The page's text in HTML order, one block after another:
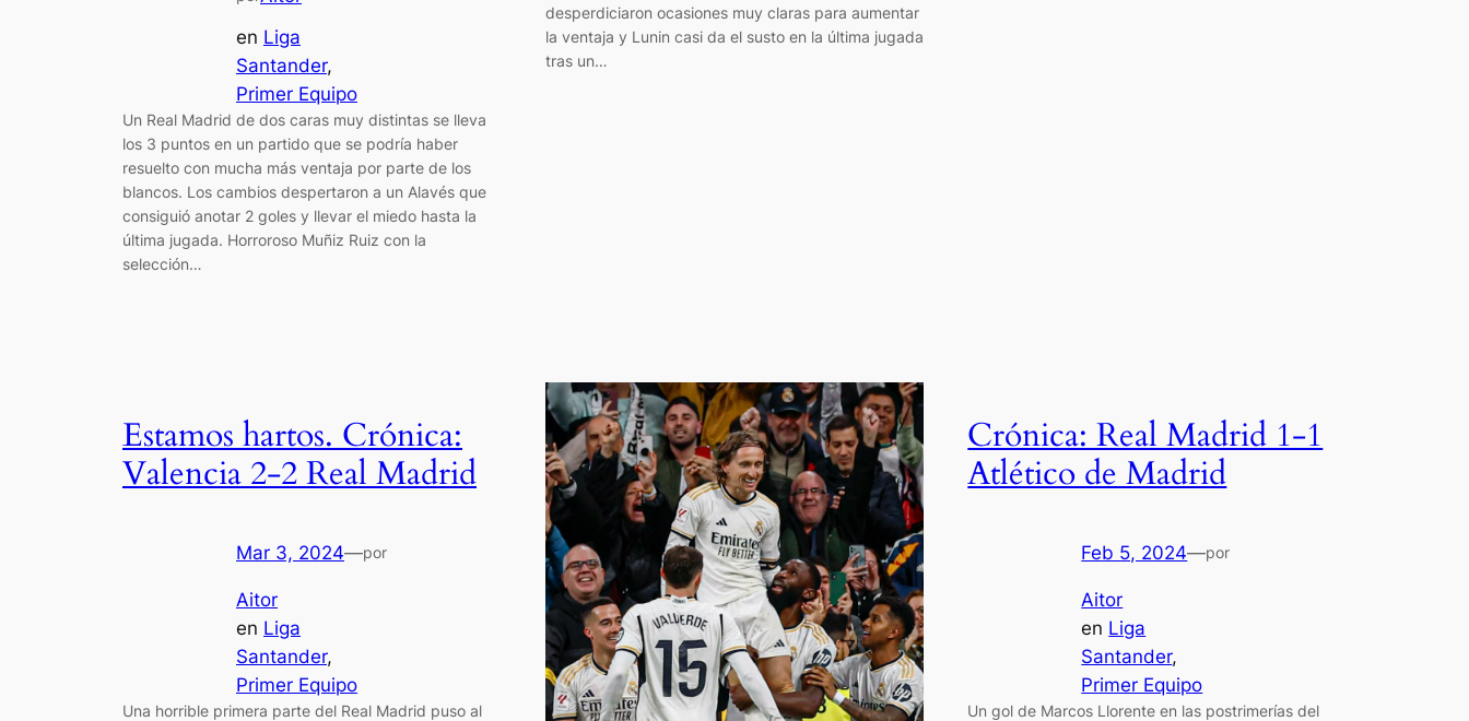
en Liga
Santander
Primer Equipo
Un Real Madrid de dos caras muy distintas se lleva
los 3 puntos en un partido que se podría haber
resuelto con mucha más ventaja por parte de los
blancos. Los cambios despertaron a un Alavés que
consiguió anotar 2 goles y llevar el miedo hasta la
última jugada. Horroroso Muñiz Ruiz con la
selección…
desperdiciaron ocasiones muy claras para aumentar
la ventaja y Lunin casi da el susto en la última jugada
tras un…
Estamos hartos. Crónica:
Valencia 2-2 Real Madrid
Mar 3, 2024—por
Aitor
en Liga
Santander
Primer Equipo
Una horrible primera parte del Real Madrid puso al
Crónica: Real Madrid 1-1
Atlético de Madrid
Feb 5, 2024—por
Aitor
en Liga
Santander
Primer Equipo
Un gol de Marcos Llorente en las postrimerías del